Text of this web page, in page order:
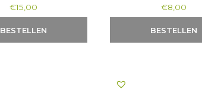
€15,00
BESTELLEN
€8,00
BESTELLEN